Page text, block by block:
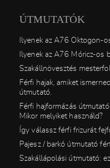
ÚTMUTATÓK
Ilyenek az A76 Oktogon-
Ilyenek az A76 Móricz-os
Szakállnövesztés
Férfi hajak, amiket
útmutató.
Férfi hajformázás
Mikor melyiket használd?
Így válassz férfi frizurát
Pajesz / barkó útmutató
Szakállápolási útmutató: